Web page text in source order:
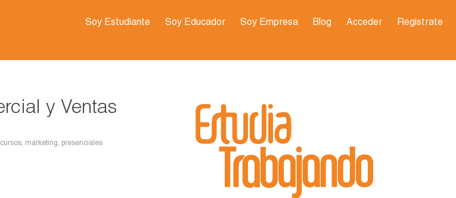
Soy Estudiante Soy Educador Soy Empresa Blog Acceder Registrate
y Ventas
cursos, marketing, presenciales